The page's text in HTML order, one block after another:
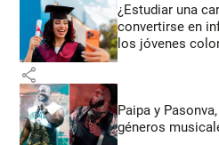
¿Estudiar una
convertirse en
los jóvenes
share
Paipa y
géneros